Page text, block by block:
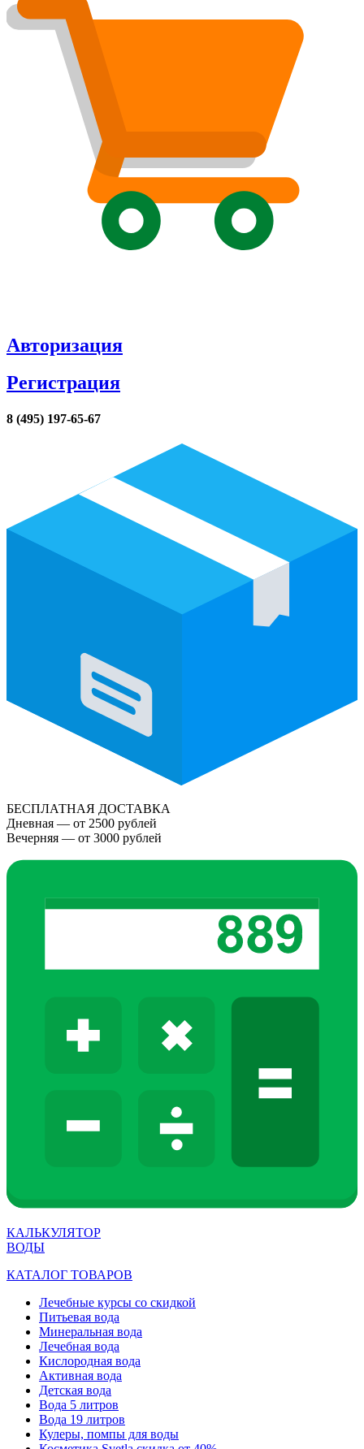
Авторизация
Регистрация
8 (495) 197-65-67
БЕСПЛАТНАЯ ДОСТАВКА
Дневная — от 2500 рублей
Вечерняя — от 3000 рублей
КАЛЬКУЛЯТОР
ВОДЫ
КАТАЛОГ ТОВАРОВ
Лечебные курсы со скидкой
Питьевая вода
Минеральная вода
Лечебная вода
Кислородная вода
Активная вода
Детская вода
Вода 5 литров
Вода 19 литров
Кулеры, помпы для воды